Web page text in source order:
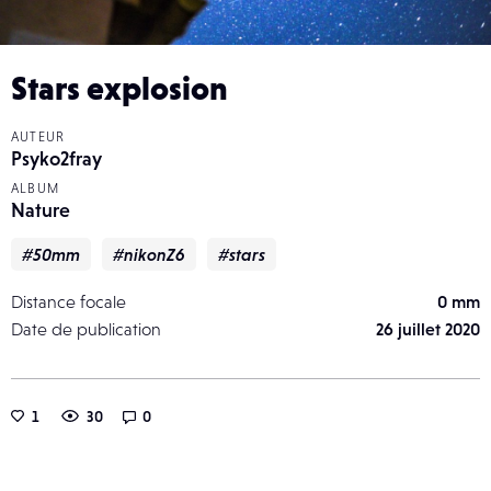
Stars explosion
AUTEUR
Psyko2fray
ALBUM
Nature
#50mm #nikonZ6 #stars
Distance focale
0 mm
Date de publication
26 juillet 2020
1 30 0